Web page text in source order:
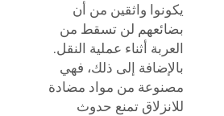
يكونوا واثقين من أن
بضائعهم لن تسقط من
العربة أثناء عملية النقل.
بالإضافة إلى ذلك، فهي
مصنوعة من مواد مضادة
للانزلاق تمنع حدوث